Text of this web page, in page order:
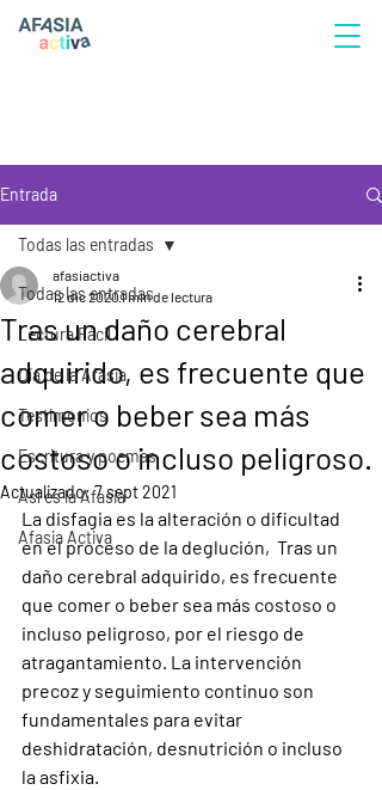
Entrada
Todas las entradas
Lectura Fácil
Día de la Afasia
Testimonios
Escritura y poemas
Así es la Afasia
Afasia Activa
Todas las entradas
Tras un daño cerebral
adquirido, es frecuente que
comer o beber sea más
costoso o incluso peligroso.
afasiactiva
12 dic 20201 min de lectura
Actualizado:7 sept 2021
La disfagia es la alteración o dificultad
en el proceso de la deglución,  Tras un
daño cerebral adquirido, es frecuente
que comer o beber sea más costoso o
incluso peligroso, por el riesgo de
atragantamiento. La intervención
precoz y seguimiento continuo son
fundamentales para evitar
deshidratación, desnutrición o incluso
la asfixia.